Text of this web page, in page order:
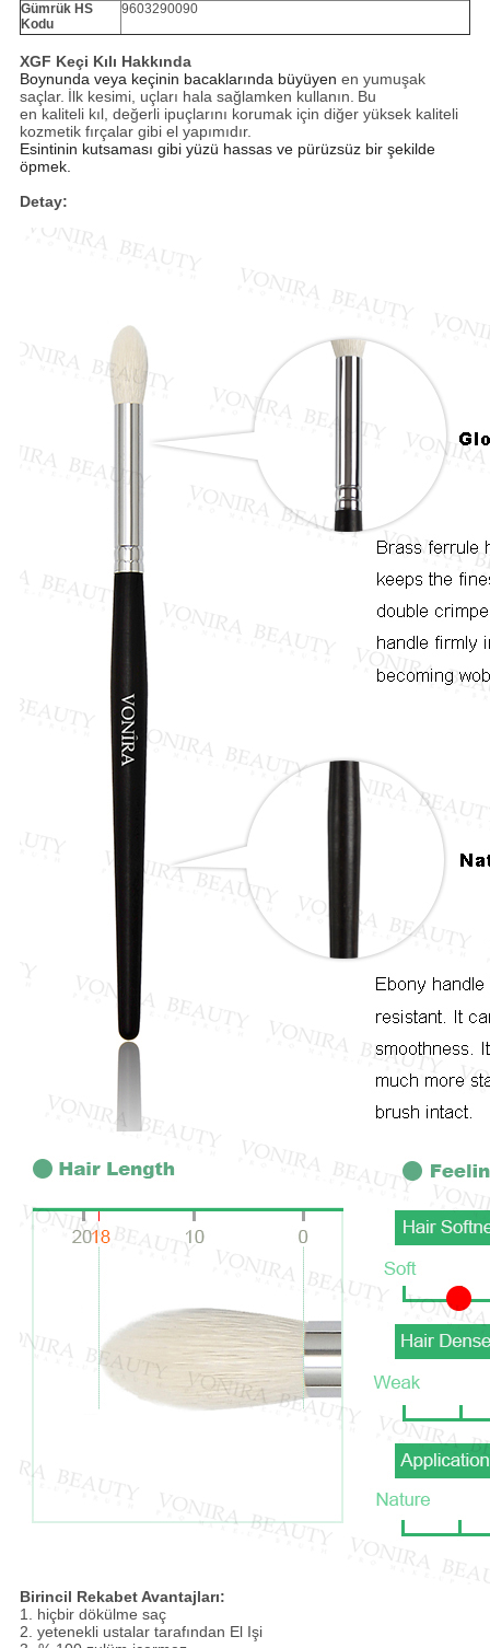
Gümrük HS
Kodu
9603290090
XGF Keçi Kılı Hakkında
Boynunda veya keçinin bacaklarında büyüyen en yumuşak
saçlar. İlk kesimi, uçları hala sağlamken kullanın. Bu
en kaliteli kıl, değerli ipuçlarını korumak için diğer yüksek kaliteli
kozmetik fırçalar gibi el yapımıdır.
Esintinin kutsaması gibi yüzü hassas ve pürüzsüz bir şekilde
öpmek.
Detay:
Birincil Rekabet Avantajları:
1. hiçbir dökülme saç
2. yetenekli ustalar tarafından El Işi